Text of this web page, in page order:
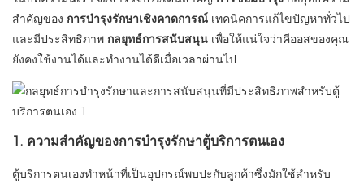
สำคัญของ การบำรุงรักษาเชิงคาดการณ์ เทคนิคการแก้ไขปัญหาทั่วไป
และมีประสิทธิภาพ กลยุทธ์การสนับสนุน เพื่อให้แน่ใจว่าคีออสของคุณ
ยังคงใช้งานได้และทำงานได้ดีเมื่อเวลาผ่านไป
1. ความสำคัญของการบำรุงรักษาตู้บริการตนเอง
ตู้บริการตนเองทำหน้าที่เป็นอุปกรณ์พบปะกับลูกค้าซึ่งมักใช้สำหรับ